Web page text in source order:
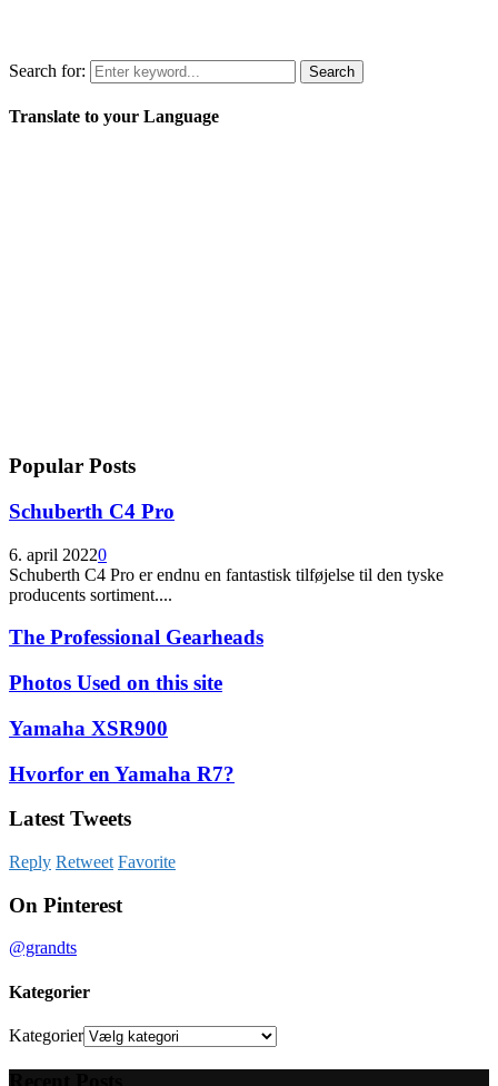
Search for: Search
Translate to your Language
Popular Posts
Schuberth C4 Pro
6. april 20220
Schuberth C4 Pro er endnu en fantastisk tilføjelse til den tyske
producents sortiment....
The Professional Gearheads
Photos Used on this site
Yamaha XSR900
Hvorfor en Yamaha R7?
Latest Tweets
Reply Retweet Favorite
On Pinterest
@grandts
Kategorier
Kategorier